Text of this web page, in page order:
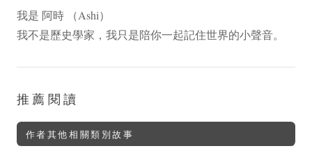
我是 阿時 （Ashi）
我不是歷史學家，我只是陪你一起記住世界的小聲音。
推薦閱讀
作者其他相關類別故事